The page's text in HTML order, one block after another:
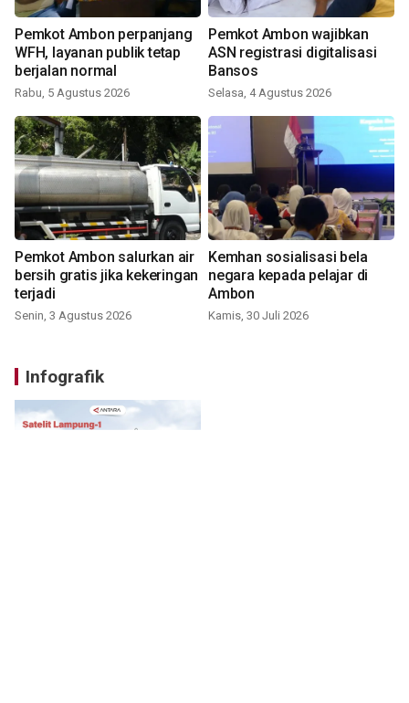
Pemkot Ambon perpanjang
WFH, layanan publik tetap
berjalan normal
Rabu, 5 Agustus 2026
Pemkot Ambon wajibkan
ASN registrasi digitalisasi
Bansos
Selasa, 4 Agustus 2026
Pemkot Ambon salurkan air
bersih gratis jika kekeringan
terjadi
Senin, 3 Agustus 2026
Kemhan sosialisasi bela
negara kepada pelajar di
Ambon
Kamis, 30 Juli 2026
Infografik